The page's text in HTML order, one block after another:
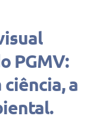
PGMV:
a